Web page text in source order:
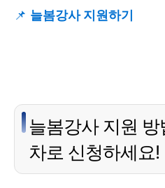
📌 늘봄강사 지원하기
늘봄강사 지원 방
차로 신청하세요!